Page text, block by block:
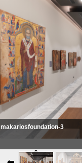
makariosfoundation-3